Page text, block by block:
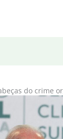
do crime